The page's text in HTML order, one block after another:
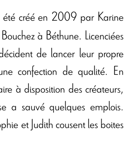
créé en 2009 par Karine
à Béthune. Licenciées
de lancer leur propre
confection de qualité. En
à disposition des créateurs,
a sauvé quelques emplois.
et Judith cousent les boites